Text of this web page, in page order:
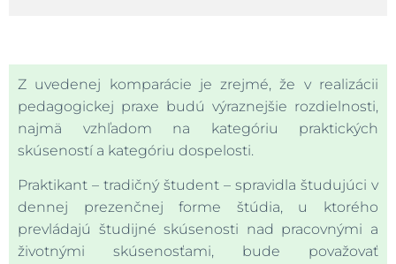
Z uvedenej komparácie je zrejmé, že v realizácii
pedagogickej praxe budú výraznejšie rozdielnosti,
najmä vzhľadom na kategóriu praktických
skúseností a kategóriu dospelosti.
Praktikant – tradičný študent – spravidla študujúci v
dennej prezenčnej forme štúdia, u ktorého
prevládajú študijné skúsenosti nad pracovnými a
životnými skúsenosťami, bude považovať